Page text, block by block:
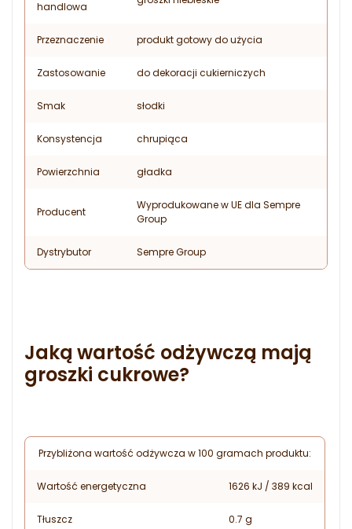
handlowa
Przeznaczenie produkt gotowy do użycia
Zastosowanie do dekoracji cukierniczych
Smak słodki
Konsystencja chrupiąca
Powierzchnia gładka
Producent
Wyprodukowane w UE dla Sempre
Group
Dystrybutor Sempre Group
Jaką wartość odżywczą mają
groszki cukrowe?
Przybliżona wartość odżywcza w 100 gramach produktu:
Wartość energetyczna 1626 kJ / 389 kcal
Tłuszcz 0.7 g